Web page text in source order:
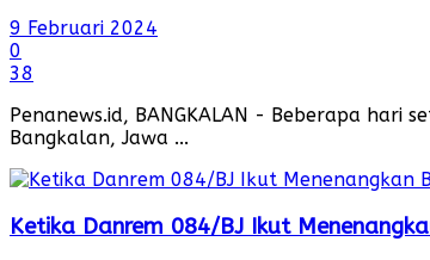
9 Februari 2024
0
38
Penanews.id, BANGKALAN - Beberapa
Bangkalan, Jawa ...
Ketika Danrem 084/BJ Ikut